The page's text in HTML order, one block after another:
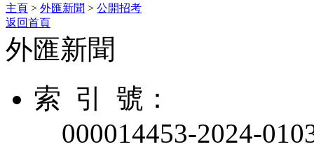
主頁 > 外匯新聞 > 公開招考
返回首頁
外匯新聞
索 引 號：
000014453-2024-